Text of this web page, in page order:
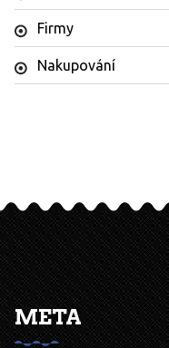
Firmy
Nakupování
META